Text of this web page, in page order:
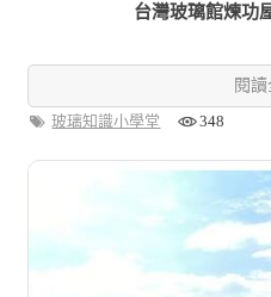
台灣玻璃館煉功
閱
玻璃知識小學堂
348